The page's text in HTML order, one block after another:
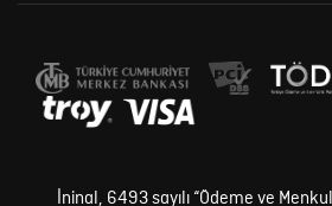
İninal, 6493 sayılı “Ödeme ve